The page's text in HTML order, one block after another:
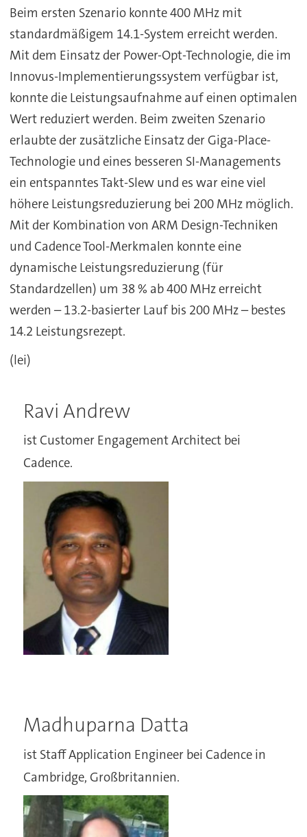
Beim ersten Szenario konnte 400 MHz mit
standardmäßigem 14.1-System erreicht werden.
Mit dem Einsatz der Power-Opt-Technologie, die im
Innovus-Implementierungssystem verfügbar ist,
konnte die Leistungsaufnahme auf einen optimalen
Wert reduziert werden. Beim zweiten Szenario
erlaubte der zusätzliche Einsatz der Giga-Place-
Technologie und eines besseren SI-Managements
ein entspanntes Takt-Slew und es war eine viel
höhere Leistungsreduzierung bei 200 MHz möglich.
Mit der Kombination von ARM Design-Techniken
und Cadence Tool-Merkmalen konnte eine
dynamische Leistungsreduzierung (für
Standardzellen) um 38 % ab 400 MHz erreicht
werden – 13.2-basierter Lauf bis 200 MHz – bestes
14.2 Leistungsrezept.
(lei)
Ravi Andrew
ist Customer Engagement Architect bei
Cadence.
Madhuparna Datta
ist Staff Application Engineer bei Cadence in
Cambridge, Großbritannien.